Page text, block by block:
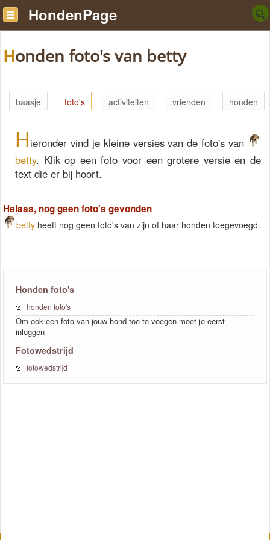
HondenPage
Honden foto's van betty
baasje foto's activiteiten vrienden honden
Hieronder vind je kleine versies van de foto's van
betty. Klik op een foto voor een grotere versie en de
text die er bij hoort.
Helaas, nog geen foto's gevonden
betty heeft nog geen foto's van zijn of haar honden toegevoegd.
Honden foto's
honden foto's
Om ook een foto van jouw hond toe te voegen moet je eerst
inloggen
Fotowedstrijd
fotowedstrijd